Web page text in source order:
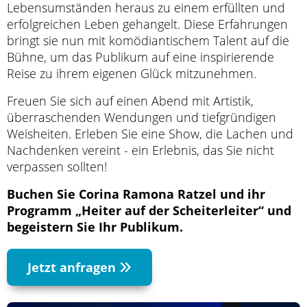
Lebensumständen heraus zu einem erfüllten und
erfolgreichen Leben gehangelt. Diese Erfahrungen
bringt sie nun mit komödiantischem Talent auf die
Bühne, um das Publikum auf eine inspirierende
Reise zu ihrem eigenen Glück mitzunehmen.
Freuen Sie sich auf einen Abend mit Artistik,
überraschenden Wendungen und tiefgründigen
Weisheiten. Erleben Sie eine Show, die Lachen und
Nachdenken vereint - ein Erlebnis, das Sie nicht
verpassen sollten!
Buchen Sie Corina Ramona Ratzel und ihr
Programm „Heiter auf der Scheiterleiter“ und
begeistern Sie Ihr Publikum.
Jetzt anfragen